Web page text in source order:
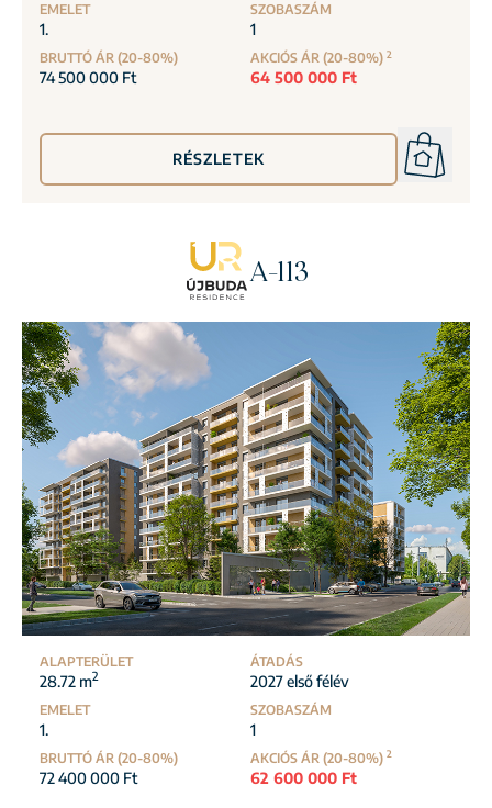
EMELET
1.
SZOBASZÁM
1
BRUTTÓ ÁR (20-80%)
74 500 000 Ft
AKCIÓS ÁR (20-80%) 2
64 500 000 Ft
RÉSZLETEK
A-113
ALAPTERÜLET
28.72 m2
ÁTADÁS
2027 első félév
EMELET
1.
SZOBASZÁM
1
BRUTTÓ ÁR (20-80%)
72 400 000 Ft
AKCIÓS ÁR (20-80%) 2
62 600 000 Ft